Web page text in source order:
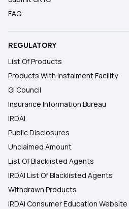
FAQ
REGULATORY
List Of Products
Products With Instalment Facility
GI Council
Insurance Information Bureau
IRDAI
Public Disclosures
Unclaimed Amount
List Of Blacklisted Agents
IRDAI List Of Blacklisted Agents
Withdrawn Products
IRDAI Consumer Education Website